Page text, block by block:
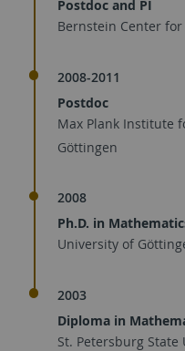
Postdoc and PI
Bernstein Center
2008-2011
Postdoc
Max Plank Institute
Göttingen
2008
Ph.D. in
University of
2003
Diploma in
St. Petersburg State